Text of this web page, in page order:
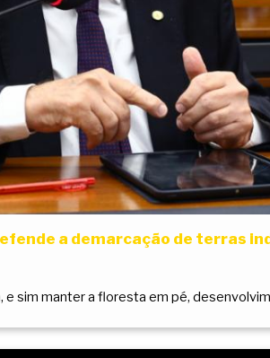
a demarcação de terras
sim manter a floresta em pé,